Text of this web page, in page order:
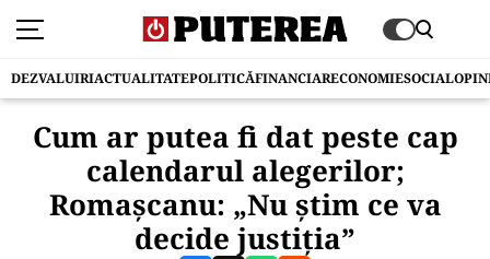
DEZVALUIRIACTUALITATEPOLITICĂFINANCIARECONOMIESOCIAL
Cum ar putea fi dat peste cap
calendarul alegerilor;
Romașcanu: „Nu știm ce va
decide justiția”